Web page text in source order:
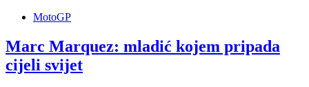
MotoGP
Marc Marquez: mladić kojem pripada
cijeli svijet